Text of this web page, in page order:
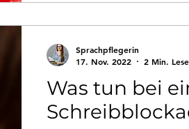
Was tun bei
Sprachpflegerin
17. Nov. 2022
2 Min.